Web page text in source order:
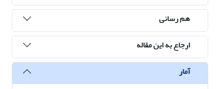
هم رسانی
ارجاع به این مقاله
آمار